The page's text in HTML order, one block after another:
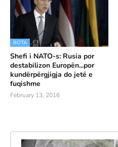
BOTA
Shefi i NATO-s: Rusia por
destabilizon Europën...por
kundërpërgjigja do jetë e
fuqishme
February 13, 2016